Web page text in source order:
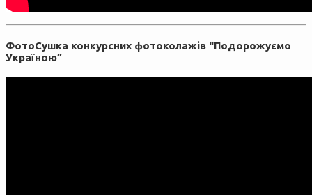
ФотоСушка конкурсних фотоколажів “Подорожуємо
Україною”